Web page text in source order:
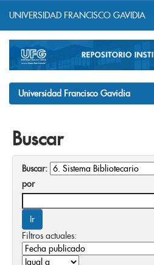
navigation
UNIVERSIDAD FRANCISCO GAVIDIA
Universidad Francisco Gavidia
Buscar
Buscar:
por
Filtros actuales: